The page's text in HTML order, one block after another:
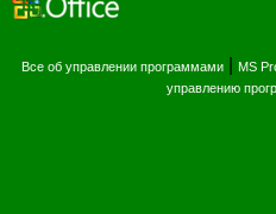
Все об управлении программами MS
управлению